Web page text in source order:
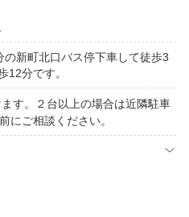
新町北口バス停下車して徒歩3
12分です。
す。２台以上の場合は近隣駐車
にご相談ください。